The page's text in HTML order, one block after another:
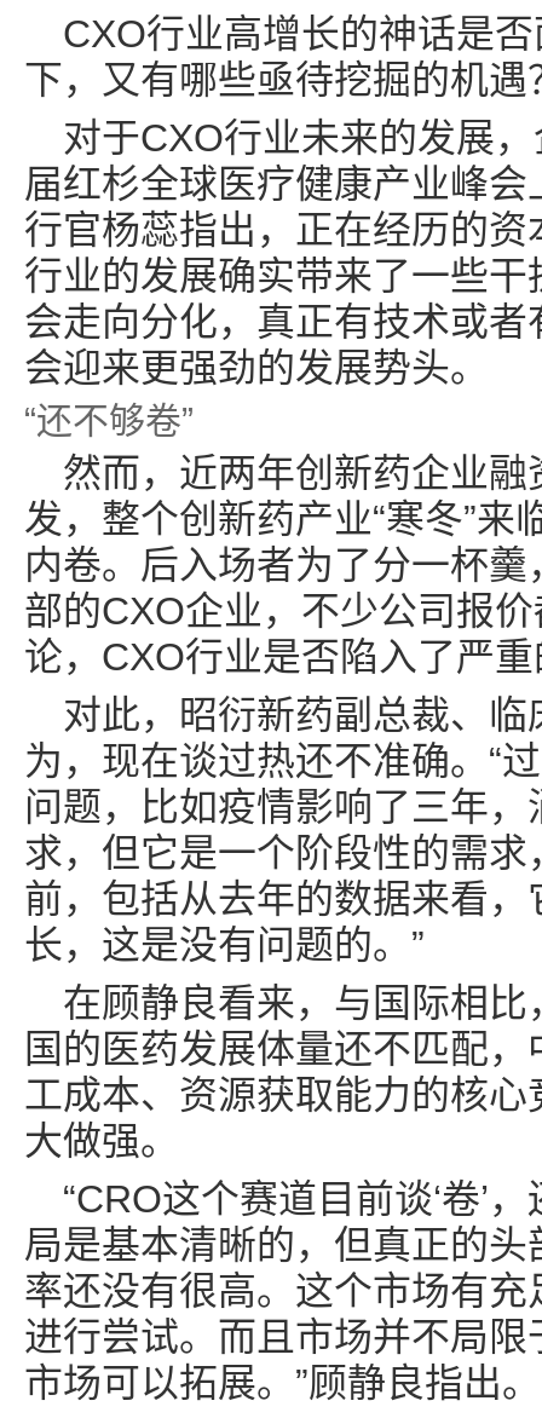
CXO行业高增长的神话是
下，又有哪些亟待挖掘的机遇
对于CXO行业未来的发展
届红杉全球医疗健康产业峰
行官杨蕊指出，正在经历的
行业的发展确实带来了一些
会走向分化，真正有技术或
会迎来更强劲的发展势头。
“还不够卷”
然而，近两年创新药企业
发，整个创新药产业“寒冬”
内卷。后入场者为了分一杯
部的CXO企业，不少公司报
论，CXO行业是否陷入了严
对此，昭衍新药副总裁、
为，现在谈过热还不准确。“
问题，比如疫情影响了三年
求，但它是一个阶段性的需
前，包括从去年的数据来看
长，这是没有问题的。”
在顾静良看来，与国际相
国的医药发展体量还不匹配
工成本、资源获取能力的核
大做强。
“CRO这个赛道目前谈‘卷’
局是基本清晰的，但真正的
率还没有很高。这个市场有
进行尝试。而且市场并不局
市场可以拓展。”顾静良指出。